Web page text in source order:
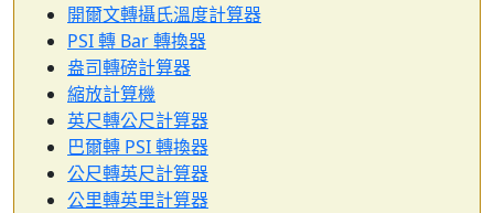
開爾文轉攝氏溫度計算器
PSI 轉 Bar 轉換器
盎司轉磅計算器
縮放計算機
英尺轉公尺計算器
巴爾轉 PSI 轉換器
公尺轉英尺計算器
公里轉英里計算器